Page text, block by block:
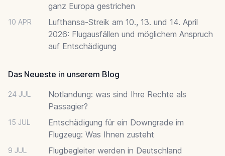
ganz Europa gestrichen
10 APR
Lufthansa-Streik am 10., 13. und 14. April
2026: Flugausfällen und möglichem Anspruch
auf Entschädigung
Das Neueste in unserem Blog
24 JUL
Notlandung: was sind Ihre Rechte als
Passagier?
15 JUL
Entschädigung für ein Downgrade im
Flugzeug: Was Ihnen zusteht
9 JUL Flugbegleiter werden in Deutschland